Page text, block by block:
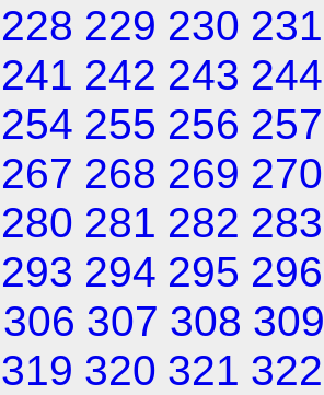
228 229 230 231
241 242 243 244
254 255 256 257
267 268 269 270
280 281 282 283
293 294 295 296
306 307 308 309
319 320 321 322